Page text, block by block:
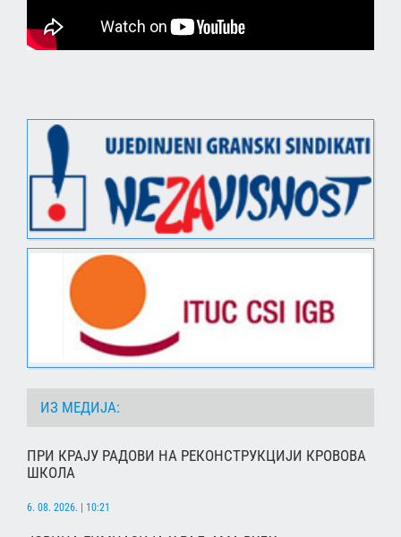
ИЗ МЕДИЈА:
ПРИ КРАЈУ РАДОВИ НА РЕКОНСТРУКЦИЈИ КРОВОВА
ШКОЛА
6. 08. 2026. | 10:21